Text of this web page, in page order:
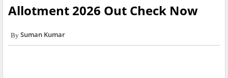
Allotment 2026 Out Check Now
Suman Kumar